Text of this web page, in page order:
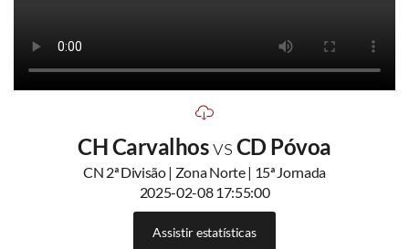
CH CarvalhosvsCD Póvoa
CN 2ª Divisão | Zona Norte | 15ª Jornada
2025-02-08 17:55:00
Assistir estatísticas